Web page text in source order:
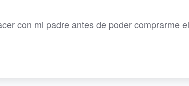
con mi padre antes de poder comprarme el